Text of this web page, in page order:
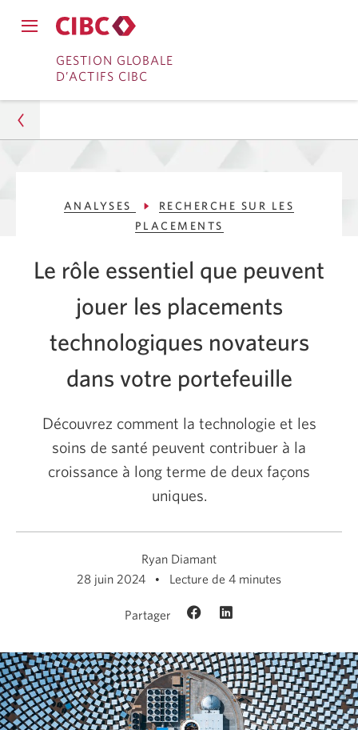
bancaires
navigation
principal.
GESTION GLOBALE
D’ACTIFS CIBC
Fermer
Gestion d’actifs
Analyses
Deux sources d’innovation pour la croissance à long
terme du portefeuille
ANALYSES
RECHERCHE SUR LES
PLACEMENTS
Le rôle essentiel que peuvent
jouer les placements
technologiques novateurs
dans votre portefeuille
Découvrez comment la technologie et les
soins de santé peuvent contribuer à la
croissance à long terme de deux façons
uniques.
Ryan Diamant
28 juin 2024
Lecture de 4 minutes
Partager